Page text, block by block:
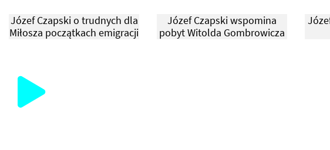
Józef Czapski o trudnych dla
Miłosza początkach emigracji
Józef Czapski wspomina
pobyt Witolda Gombrowicza